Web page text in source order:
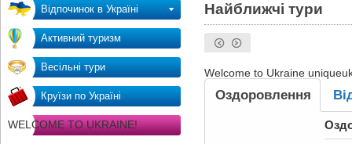
Відпочинок в Україні
Активний туризм
Весільні тури
Круїзи по Україні
WELCOME TO UKRAINE!
Найближчі тури
Welcome to Ukraine
Оздоровлення